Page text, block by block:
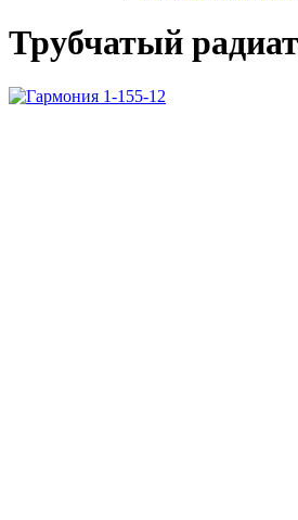
Трубчатый